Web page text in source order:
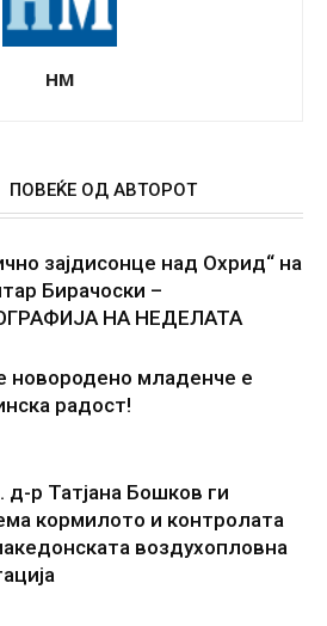
НМ
ПОВЕЌЕ ОД АВТОРОТ
зајдисонце над Охрид“ на
Бирачоски –
НА НЕДЕЛАТА
новородено младенче е
радост!
д-р Татјана Бошков ги
кормилото и контролата
воздухопловна